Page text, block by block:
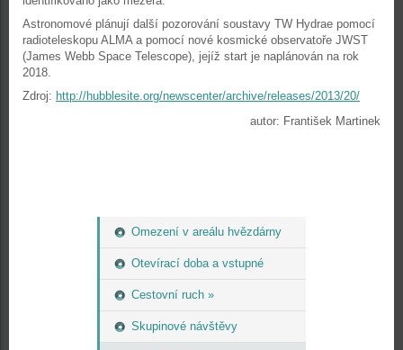
Omezení v areálu hvězdárny
Otevírací doba a vstupné
Cestovní ruch »
Skupinové návštěvy
Astronomové plánují další pozorování soustavy TW Hydrae pomocí
radioteleskopu ALMA a pomocí nové kosmické observatoře JWST
(James Webb Space Telescope), jejíž start je naplánován na rok
2018.
Zdroj: http://hubblesite.org/newscenter/archive/releases/2013/20/
autor: František Martinek